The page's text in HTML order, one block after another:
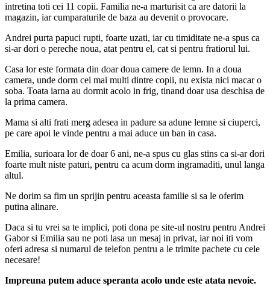
intretina toti cei 11 copii. Familia ne-a marturisit ca are datorii la
magazin, iar cumparaturile de baza au devenit o provocare.
Andrei purta papuci rupti, foarte uzati, iar cu timiditate ne-a spus ca
si-ar dori o pereche noua, atat pentru el, cat si pentru fratiorul lui.
Casa lor este formata din doar doua camere de lemn. In a doua
camera, unde dorm cei mai multi dintre copii, nu exista nici macar o
soba. Toata iarna au dormit acolo in frig, tinand doar usa deschisa de
la prima camera.
Mama si alti frati merg adesea in padure sa adune lemne si ciuperci,
pe care apoi le vinde pentru a mai aduce un ban in casa.
Emilia, surioara lor de doar 6 ani, ne-a spus cu glas stins ca si-ar dori
foarte mult niste paturi, pentru ca acum dorm ingramaditi, unul langa
altul.
Ne dorim sa fim un sprijin pentru aceasta familie si sa le oferim
putina alinare.
Daca si tu vrei sa te implici, poti dona pe site-ul nostru pentru Andrei
Gabor si Emilia sau ne poti lasa un mesaj in privat, iar noi iti vom
oferi adresa si numarul de telefon pentru a le trimite pachete cu cele
necesare!
Impreuna putem aduce speranta acolo unde este atata nevoie.